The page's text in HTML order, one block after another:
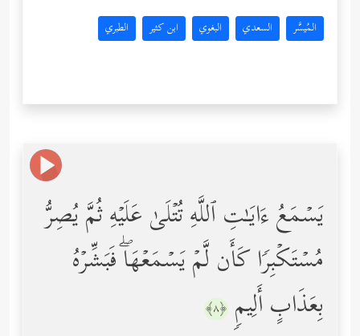
المُيسَّر السعدي البغوي ابن كثير الطبري
یَسۡمَعُ ءَایَـٰتِ ٱللَّهِ تُتۡلَىٰ عَلَیۡهِ ثُمَّ یُصِرُّ
مُسۡتَكۡبِرࣰا كَأَن لَّمۡ یَسۡمَعۡهَاۖ فَبَشِّرۡهُ
بِعَذَابٍ أَلِیمࣲ ﴿٨﴾